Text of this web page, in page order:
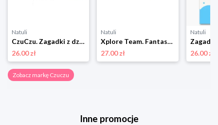
Natuli
CzuCzu. Zagadki z dziurką dla dzieci 5+ Czuczu
26.00 zł
Natuli
Xplore Team. Fantastyczne gry logiczne 6-7 lat Czuczu
27.00 zł
Natuli
26.00 zł
Zobacz markę Czuczu
Inne promocje